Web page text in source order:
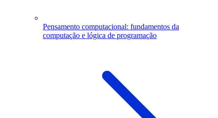
Pensamento computacional: fundamentos da
computação e lógica de programação